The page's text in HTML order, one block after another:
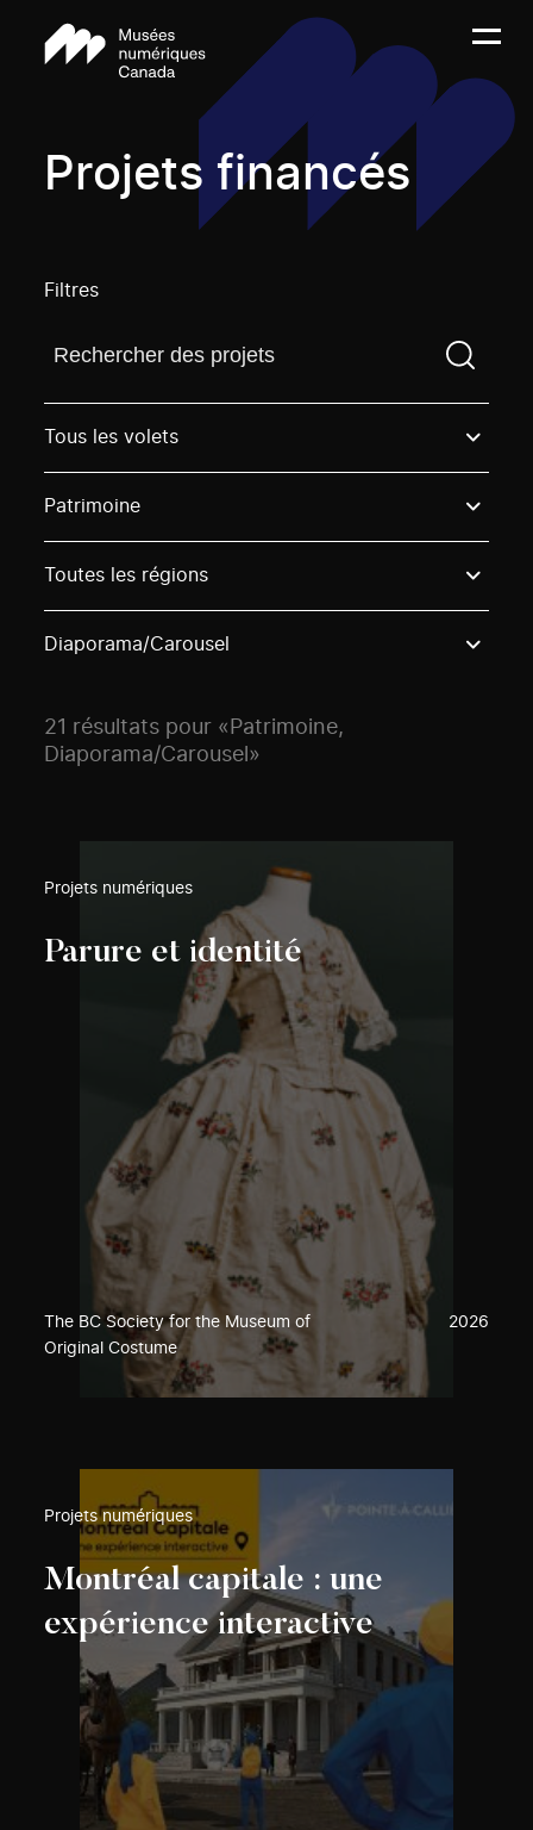
Projets financés
Filtres
Trouvez un projetVous devez saisir un terme de
Tous les volets
Patrimoine
Toutes les régions
Diaporama/Carousel
21 résultats pour «Patrimoine,
Diaporama/Carousel»
Projets numériques
Parure et identité
The BC Society for the Museum of
Original Costume
2026
Projets numériques
Montréal capitale : une
expérience interactive